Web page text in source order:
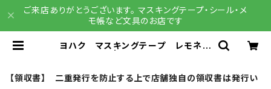
ご来店ありがとうございます。 マスキングテープ・シール・メ
モ帳など文具のお店です
ヨハク マスキングテープ レモネー
【領収書】 二重発行を防止する上で店舗独自の領収書は発行い